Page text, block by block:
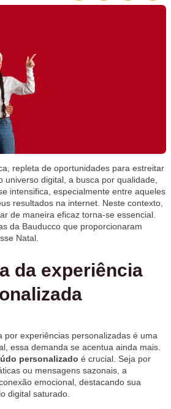
repleta de oportunidades para estreitar
universo digital, a busca por qualidade,
intensifica, especialmente entre aqueles
resultados na internet. Neste contexto,
de maneira eficaz torna-se essencial.
da Bauducco que proporcionaram
Natal.
da experiência
por experiências personalizadas é uma
essa demanda se acentua ainda mais.
personalizado é crucial. Seja por
ou mensagens sazonais, a
emocional, destacando sua
digital saturado.